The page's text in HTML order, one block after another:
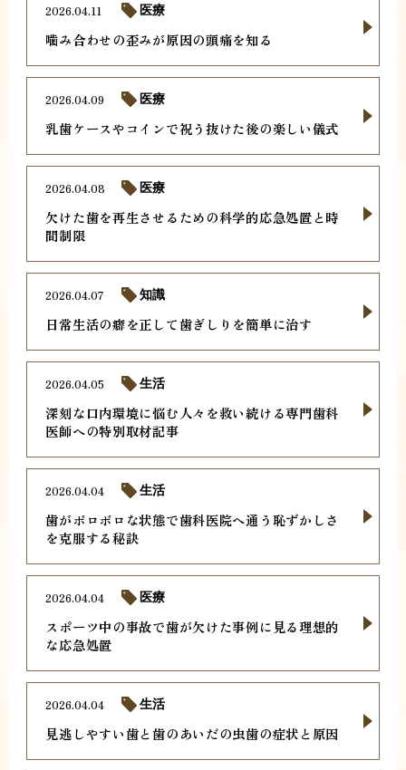
噛み合わせの歪みが原因の頭痛を知る
2026.04.11 医療
乳歯ケースやコインで祝う抜けた後の楽しい儀式
2026.04.09 医療
欠けた歯を再生させるための科学的応急処置と時
間制限
2026.04.08 医療
日常生活の癖を正して歯ぎしりを簡単に治す
2026.04.07 知識
深刻な口内環境に悩む人々を救い続ける専門歯科
医師への特別取材記事
2026.04.05 生活
歯がボロボロな状態で歯科医院へ通う恥ずかしさ
を克服する秘訣
2026.04.04 生活
スポーツ中の事故で歯が欠けた事例に見る理想的
な応急処置
2026.04.04 医療
見逃しやすい歯と歯のあいだの虫歯の症状と原因
2026.04.04 生活